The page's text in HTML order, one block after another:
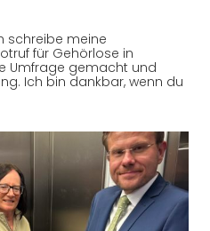
schreibe meine
für Gehörlose in
Umfrage gemacht und
Ich bin dankbar, wenn du